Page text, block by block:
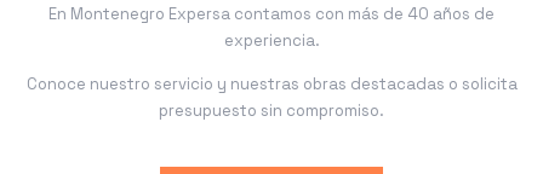
En Montenegro Expersa contamos con más de 40 años de
experiencia.
Conoce nuestro servicio y nuestras obras destacadas o solicita
presupuesto sin compromiso.